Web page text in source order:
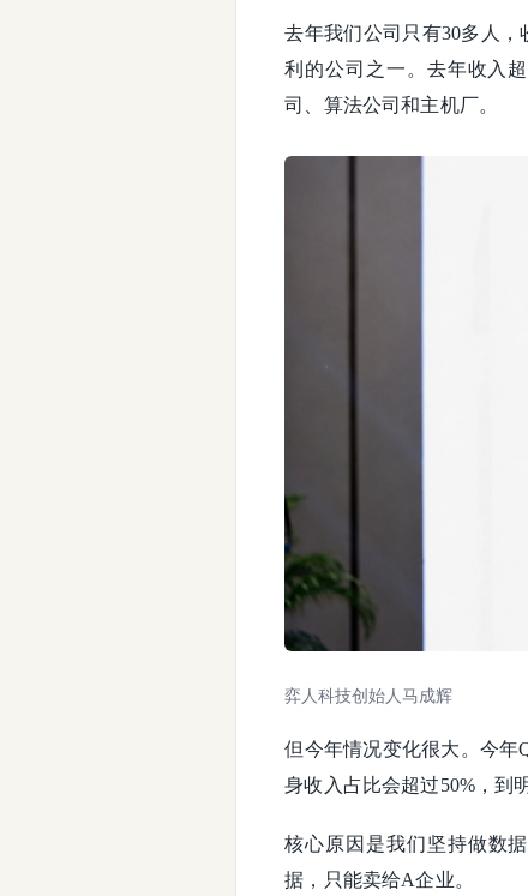
去年我们公司只有30多人
利的公司之一。去年收入
司、算法公司和主机厂。
弈人科技创始人马成辉
但今年情况变化很大。今年
身收入占比会超过50%，到
核心原因是我们坚持做数
据，只能卖给A企业。